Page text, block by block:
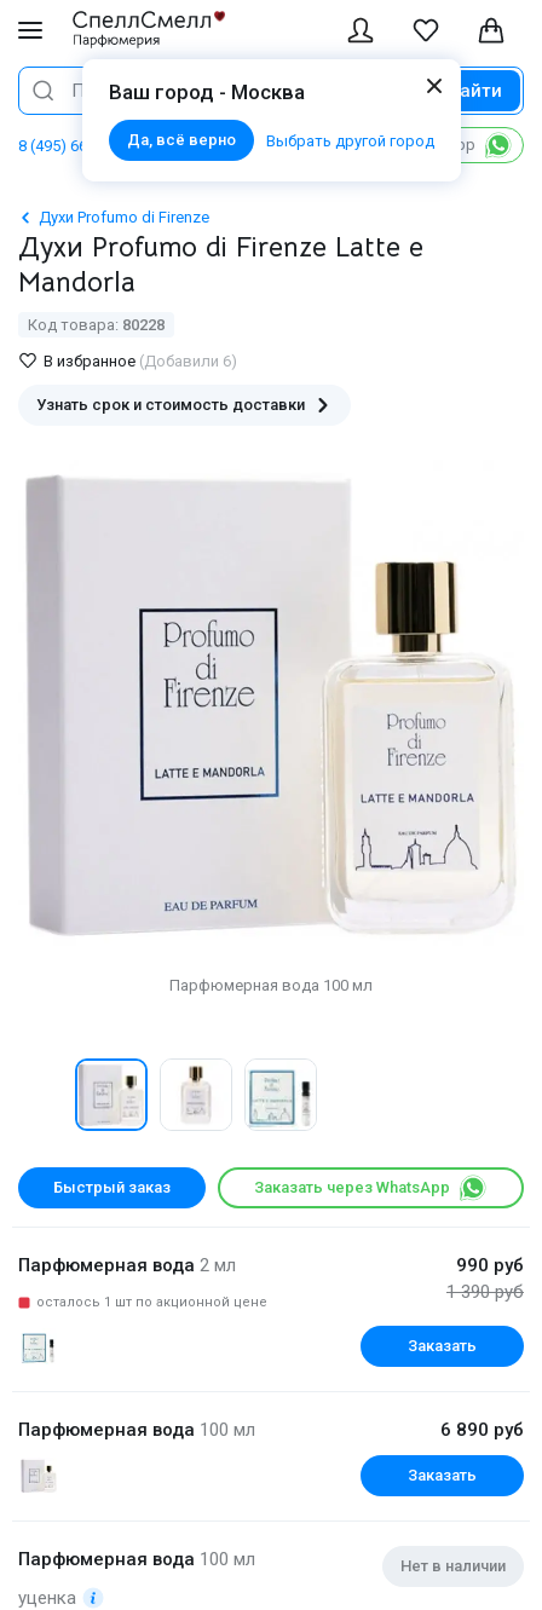
Ваш город - Москва
Да, всё верно Выбрать другой город
Поиск Найти
8 (495) 668 06 02 Написать в WhatsApp
Духи Profumo di Firenze
Духи Profumo di Firenze Latte e
Mandorla
Код товара: 80228
В избранное (Добавили 6)
Узнать срок и стоимость доставки
Парфюмерная вода 100 мл
Быстрый заказ Заказать через WhatsApp
Парфюмерная вода 2 мл
осталось 1 шт по акционной цене
990 руб
1 390 руб
Заказать
Парфюмерная вода 100 мл 6 890 руб
Заказать
Парфюмерная вода 100 мл
уценка
Нет в наличии